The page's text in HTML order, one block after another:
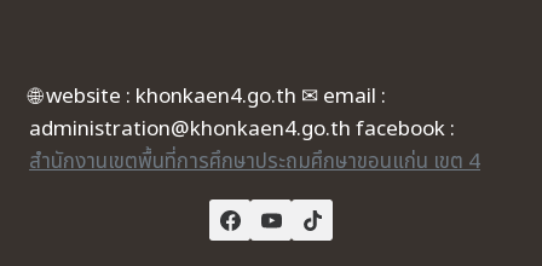
🌐 website : khonkaen4.go.th ✉ email :
administration@khonkaen4.go.th facebook :
สำนักงานเขตพื้นที่การศึกษาประถมศึกษาขอนแก่น เขต 4